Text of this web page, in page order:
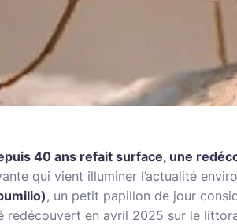
40 ans refait surface, une
qui vient illuminer l’actualité
, un petit papillon de jour
redécouvert en avril 2025 sur le